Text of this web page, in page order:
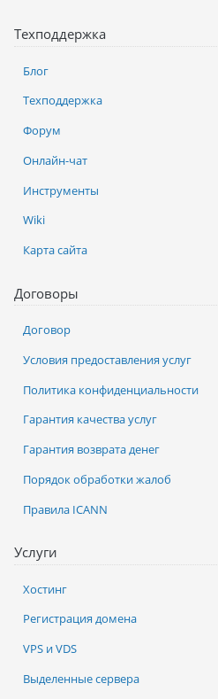
Услуги
Хостинг
Регистрация домена
VPS и VDS
Выделенные сервера
Техподдержка
Блог
Техподдержка
Форум
Онлайн-чат
Инструменты
Wiki
Карта сайта
Договоры
Договор
Условия предоставления услуг
Политика конфиденциальности
Гарантия качества услуг
Гарантия возврата денег
Порядок обработки жалоб
Правила ICANN